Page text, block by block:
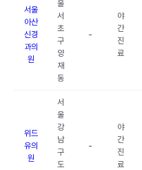
서울
아산
신경
과의
원
울
서
초
구
양
재
동
-
야
간
진
료
위드
유의
원
서
울
강
남
구
도
-
야
간
진
료